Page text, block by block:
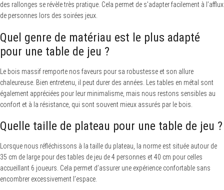
des rallonges se révèle très pratique. Cela permet de s’adapter facilement à l’afflux
de personnes lors des soirées jeux.
Quel genre de matériau est le plus adapté
pour une table de jeu ?
Le bois massif remporte nos faveurs pour sa robustesse et son allure
chaleureuse. Bien entretenu, il peut durer des années. Les tables en métal sont
également appréciées pour leur minimalisme, mais nous restons sensibles au
confort et à la résistance, qui sont souvent mieux assurés par le bois.
Quelle taille de plateau pour une table de jeu ?
Lorsque nous réfléchissons à la taille du plateau, la norme est située autour de
35 cm de large pour des tables de jeu de 4 personnes et 40 cm pour celles
accueillant 6 joueurs. Cela permet d’assurer une expérience confortable sans
encombrer excessivement l’espace.